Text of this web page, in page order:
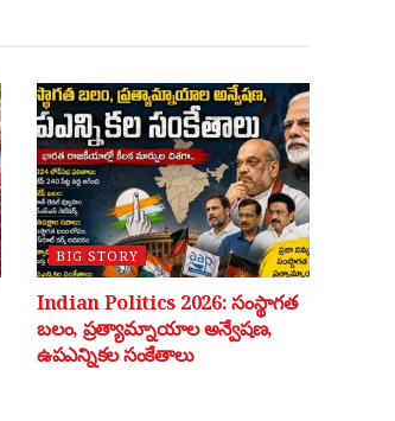
BIG STORY
Indian Politics 2026: సంస్థాగత
బలం, ప్రత్యామ్నాయాల అన్వేషణ,
ఉపఎన్నికల సంకేతాలు